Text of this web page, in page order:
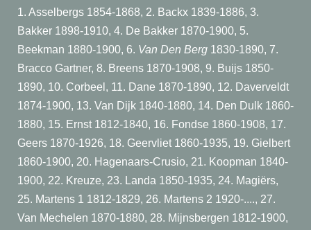
1. Asselbergs 1854-1868, 2. Backx 1839-1886, 3.
Bakker 1898-1910, 4. De Bakker 1870-1900, 5.
Beekman 1880-1900, 6. Van Den Berg 1830-1890, 7.
Bracco Gartner, 8. Breens 1870-1908, 9. Buijs 1850-
1890, 10. Corbeel, 11. Dane 1870-1890, 12. Daverveldt
1874-1900, 13. Van Dijk 1840-1880, 14. Den Dulk 1860-
1880, 15. Ernst 1812-1840, 16. Fondse 1860-1908, 17.
Geers 1870-1926, 18. Geervliet 1860-1935, 19. Gielbert
1860-1900, 20. Hagenaars-Crusio, 21. Koopman 1840-
1900, 22. Kreuze, 23. Landa 1850-1935, 24. Magiërs,
25. Martens 1 1812-1829, 26. Martens 2 1920-...., 27.
Van Mechelen 1870-1880, 28. Mijnsbergen 1812-1900,